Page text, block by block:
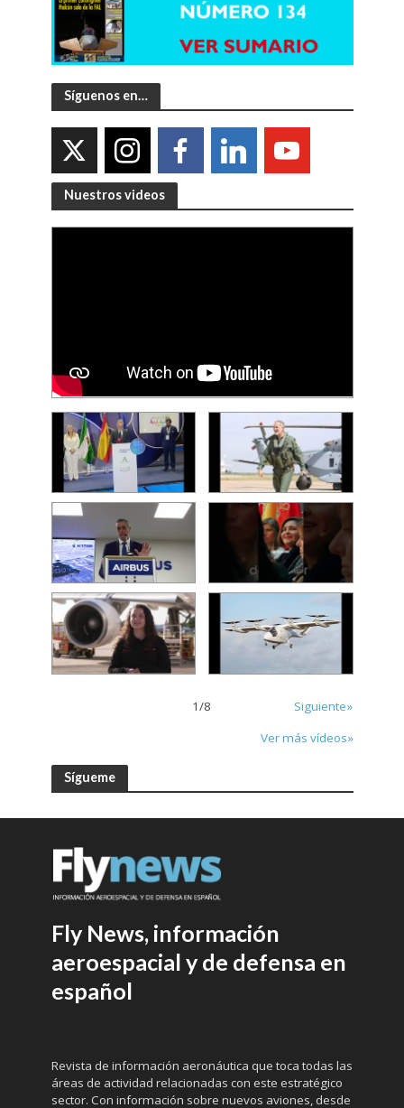
Síguenos en…
Nuestros videos
1/8
Siguiente»
Ver más vídeos»
Sígueme
Fly News, información
aeroespacial y de defensa en
español
Revista de información aeronáutica que toca todas las
áreas de actividad relacionadas con este estratégico
sector. Con información sobre nuevos aviones, desde